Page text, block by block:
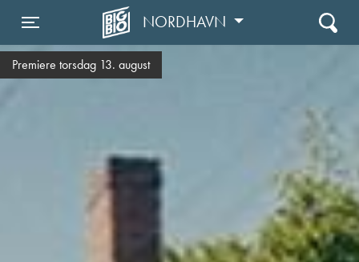
Toggle navigation
NORDHAVN
Premiere torsdag 13. august